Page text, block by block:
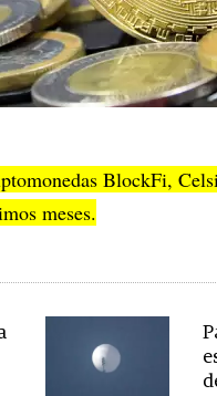
BlockFi,
meses.